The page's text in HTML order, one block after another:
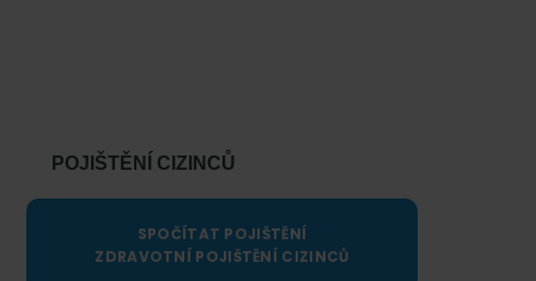
POJIŠTĚNÍ CIZINCŮ
SPOČÍTAT POJIŠTĚNÍ
ZDRAVOTNÍ POJIŠTĚNÍ CIZINCŮ